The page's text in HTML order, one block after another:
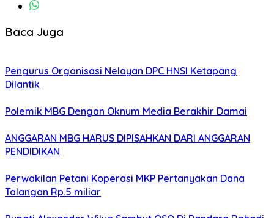
Baca Juga
Pengurus Organisasi Nelayan DPC HNSI Ketapang
Dilantik
Polemik MBG Dengan Oknum Media Berakhir Damai
ANGGARAN MBG HARUS DIPISAHKAN DARI ANGGARAN
PENDIDIKAN
Perwakilan Petani Koperasi MKP Pertanyakan Dana
Talangan Rp.5 miliar